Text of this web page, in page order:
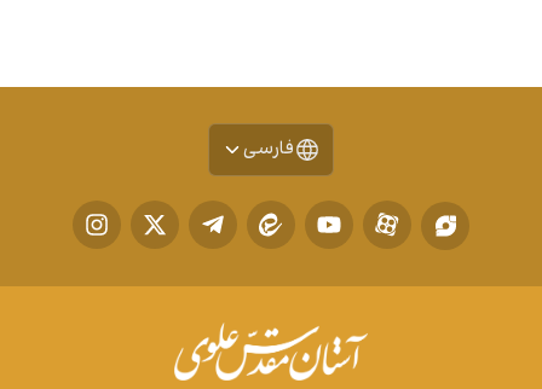
فارسی